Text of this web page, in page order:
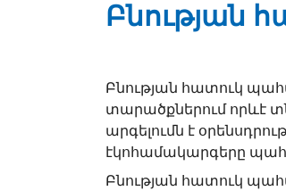
Բնության
Բնության հատուկ
տարածքներում որևէ
արգելումն է
էկոհամակարգերը
Բնության հատուկ